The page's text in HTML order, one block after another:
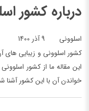
درباره کشور
اسلوونی 9 آذر 1400
کشور اسلوونی و زیبایی های
این مقاله ما از کشور
خواندن آن با این کشور آشنا